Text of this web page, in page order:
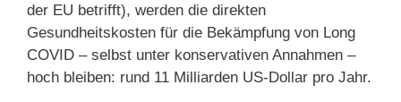
der EU betrifft), werden die direkten
Gesundheitskosten für die Bekämpfung von Long
COVID – selbst unter konservativen Annahmen –
hoch bleiben: rund 11 Milliarden US-Dollar pro Jahr.